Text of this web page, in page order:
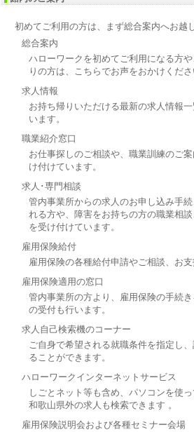
初めてご利用の方は、まず総合案内へお越
総合案内
ハローワークを初めてご利用になる方
りの方は、こちらでお声をおかけくださ
求人情報
お持ち帰りいただける最新の求人情報
います。
職業紹介窓口
お仕事探しのご相談や、職業訓練のご
け付けています。
求人･専門相談
管内事業所からの求人のお申し込み手
れる方や、障害をお持ちの方の職業相
を受け付けています。
雇用保険給付
雇用保険の各種給付申請やご相談、お支
雇用保険適用の窓口
管内事業所の方より、雇用保険の手続
の受付も行います。
求人自己検索機のコーナー
ご自身で希望される就職条件を指定し
ることができます。
ハローワークインターネットサービス
しごとネット等も含め、パソコンを使
和歌山県外の求人も検索できます 。
雇用保険説明会および各種セミナー会場